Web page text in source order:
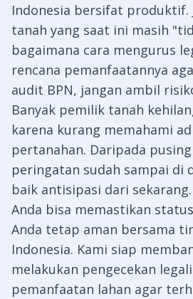
Indonesia bersifat produktif.
tanah yang saat ini masih
bagaimana cara mengurus
rencana pemanfaatannya
audit BPN, jangan ambil
Banyak pemilik tanah
karena kurang memahami
pertanahan. Daripada
peringatan sudah sampai di
baik antisipasi dari sekarang.
Anda bisa memastikan
Anda tetap aman bersama
Indonesia. Kami siap
melakukan pengecekan
pemanfaatan lahan agar